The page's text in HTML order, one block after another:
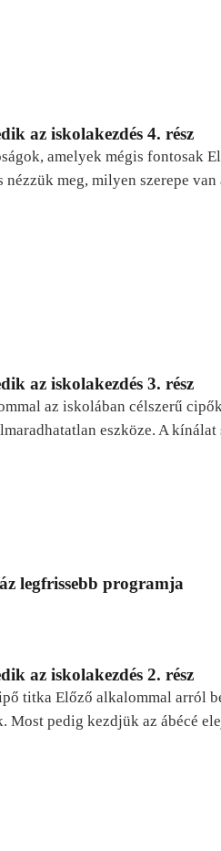
az iskolakezdés 4. rész
amelyek mégis fontosak
nézzük meg, milyen szerepe
az iskolakezdés 3. rész
az iskolában célszerű
eszköze. A
legfrissebb programja
az iskolakezdés 2. rész
titka Előző alkalommal arról
Most pedig kezdjük az ábécé